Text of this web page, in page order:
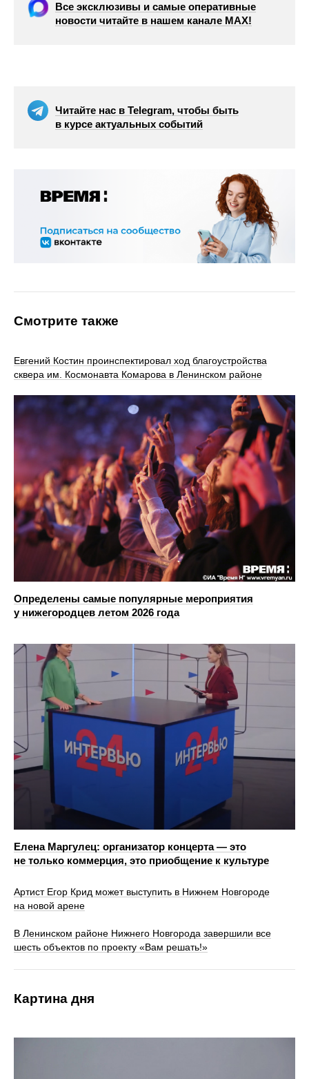
Все эксклюзивы и самые оперативные
новости читайте в нашем канале МАХ!
Читайте нас в Telegram, чтобы быть
в курсе актуальных событий
Смотрите также
Евгений Костин проинспектировал ход благоустройства
сквера им. Космонавта Комарова в Ленинском районе
Определены самые популярные мероприятия
у нижегородцев летом 2026 года
Елена Маргулец: организатор концерта — это
не только коммерция, это приобщение к культуре
Артист Егор Крид может выступить в Нижнем Новгороде
на новой арене
В Ленинском районе Нижнего Новгорода завершили все
шесть объектов по проекту «Вам решать!»
Картина дня